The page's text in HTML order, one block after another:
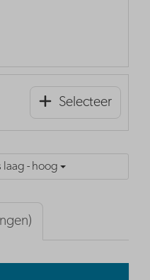
Selecteer
laag - hoog